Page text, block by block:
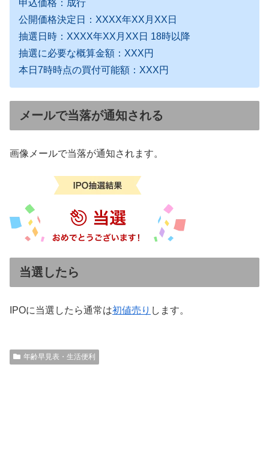
申込価格：成行
公開価格決定日：XXXX年XX月XX日
抽選日時：XXXX年XX月XX日 18時以降
抽選に必要な概算金額：XXX円
本日7時時点の買付可能額：XXX円
メールで当落が通知される
画像メールで当落が通知されます。
当選したら
IPOに当選したら通常は初値売り します。
年齢早見表・生活便利